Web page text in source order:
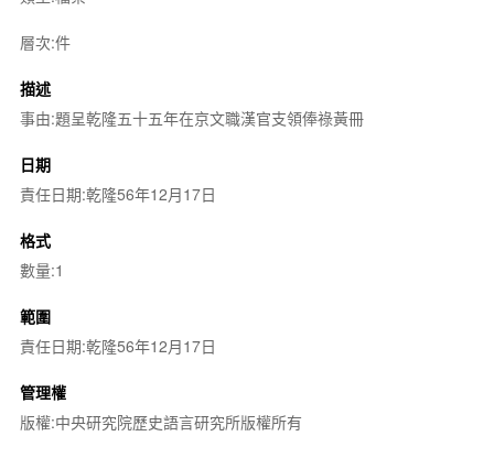
層次:件
描述
事由:題呈乾隆五十五年在京文職漢官支領俸祿黃冊
日期
責任日期:乾隆56年12月17日
格式
數量:1
範圍
責任日期:乾隆56年12月17日
管理權
版權:中央研究院歷史語言研究所版權所有